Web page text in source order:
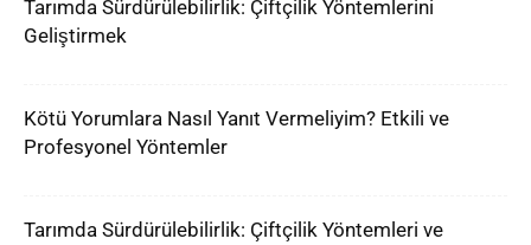
Tarımda Sürdürülebilirlik: Çiftçilik Yöntemlerini
Geliştirmek
Kötü Yorumlara Nasıl Yanıt Vermeliyim? Etkili ve
Profesyonel Yöntemler
Tarımda Sürdürülebilirlik: Çiftçilik Yöntemleri ve